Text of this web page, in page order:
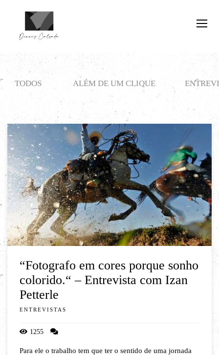
TODOS ALÉM DE UM CLIQUE
“Fotografo em cores porque sonho
colorido.“ – Entrevista com Izan
Petterle
ENTREVISTAS
1255
Para ele o trabalho tem que ter o sentido de uma jornada